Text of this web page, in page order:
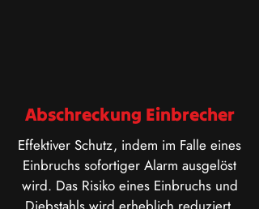
Abschreckung Einbrecher
Effektiver Schutz, indem im Falle eines
Einbruchs sofortiger Alarm ausgelöst
wird. Das Risiko eines Einbruchs und